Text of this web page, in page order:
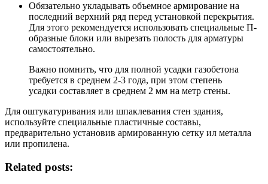
Обязательно укладывать объемное армирование на
последний верхний ряд перед установкой перекрытия.
Для этого рекомендуется использовать специальные П-
образные блоки или вырезать полость для арматуры
самостоятельно.
Важно помнить, что для полной усадки газобетона
требуется в среднем 2-3 года, при этом степень
усадки составляет в среднем 2 мм на метр стены.
Для оштукатуривания или шпаклевания стен здания,
используйте специальные пластичные составы,
предварительно установив армированную сетку ил металла
или пропилена.
Related posts: